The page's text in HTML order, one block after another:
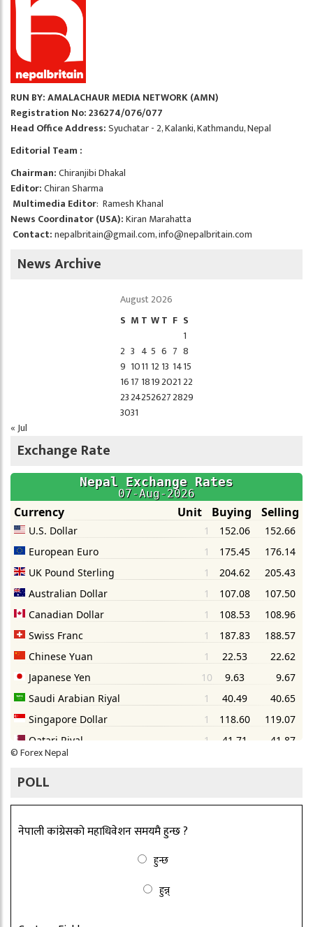
RUN BY: AMALACHAUR MEDIA NETWORK (AMN)
Registration No: 236274/076/077
Head Office Address:Syuchatar - 2, Kalanki, Kathmandu, Nepal
Editorial Team :
Chairman:Chiranjibi Dhakal
Editor:Chiran Sharma
Multimedia Editor: Ramesh Khanal
News Coordinator (USA):Kiran Marahatta
Contact:nepalbritain@gmail.com,info@nepalbritain.com
News Archive
August 2026
S M T WT F S
1
2 3 4 5 6 7 8
9 1011 12 13 1415
1617 1819202122
23242526272829
3031
« Jul
Exchange Rate
©Forex Nepal
POLL
नेपाली कांग्रेसको महाधिवेशन समयमै हुन्छ ?
हुन्छ
हुन्न्